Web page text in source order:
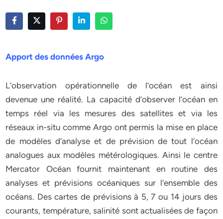
Apport des données Argo
L’observation opérationnelle de l’océan est ainsi
devenue une réalité. La capacité d’observer l’océan en
temps réel via les mesures des satellites et via les
réseaux in-situ comme Argo ont permis la mise en place
de modèles d’analyse et de prévision de tout l’océan
analogues aux modèles métérologiques. Ainsi le centre
Mercator Océan fournit maintenant en routine des
analyses et prévisions océaniques sur l’ensemble des
océans. Des cartes de prévisions à 5, 7 ou 14 jours des
courants, température, salinité sont actualisées de façon